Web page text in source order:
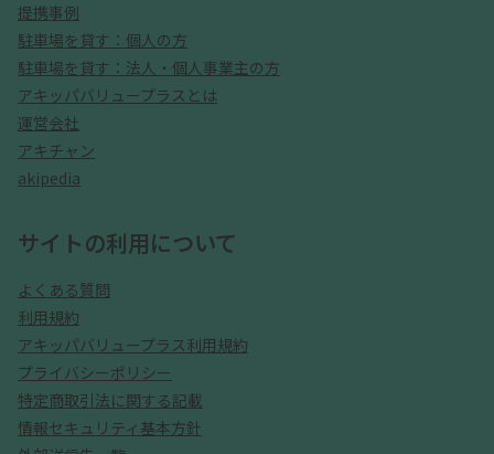
提携事例
駐車場を貸す：個人の方
駐車場を貸す：法人・個人事業主の方
アキッパバリュープラスとは
運営会社
アキチャン
akipedia
サイトの利用について
よくある質問
利用規約
アキッパバリュープラス利用規約
プライバシーポリシー
特定商取引法に関する記載
情報セキュリティ基本方針